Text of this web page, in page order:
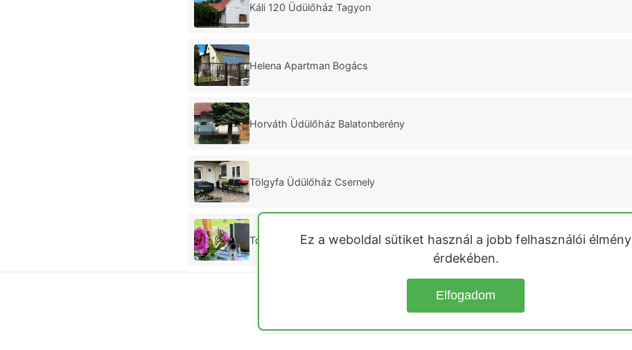
Káli 120 Üdülőház Tagyon
Helena Apartman Bogács
Horváth Üdülőház Balatonberény
Tölgyfa Üdülőház Csernely
Tornácos Üdülőház Négyes
Ez a weboldal sütiket használ a jobb felhasználói élmény
érdekében.
Elfogadom